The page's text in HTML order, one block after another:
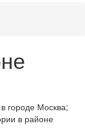
городе Москва;
в районе